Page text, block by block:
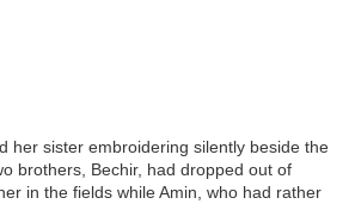
her sister embroidering silently beside the
brothers, Bechir, had dropped out of
in the fields while Amin, who had rather